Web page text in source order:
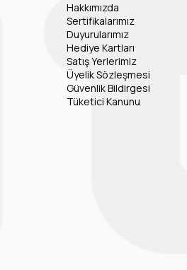
Hakkımızda
Sertifikalarımız
Duyurularımız
Hediye Kartları
Satış Yerlerimiz
Üyelik Sözleşmesi
Güvenlik Bildirgesi
Tüketici Kanunu